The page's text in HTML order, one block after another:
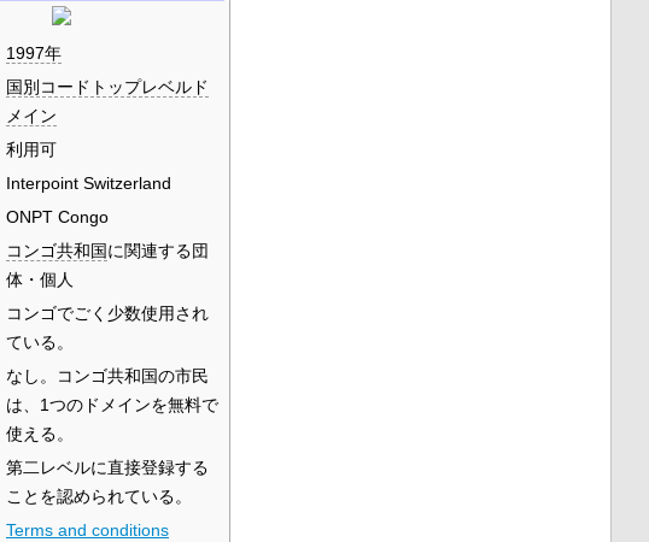
1997年
国別コードトップレベルド
メイン
利用可
Interpoint Switzerland
ONPT Congo
コンゴ共和国に関連する団
体・個人
コンゴでごく少数使用され
ている。
なし。コンゴ共和国の市民
は、1つのドメインを無料で
使える。
第二レベルに直接登録する
ことを認められている。
Terms and conditions